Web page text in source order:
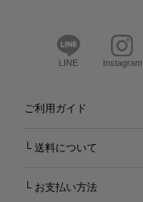
LINE Instagram
ご利用ガイド
└ 送料について
└ お支払い方法